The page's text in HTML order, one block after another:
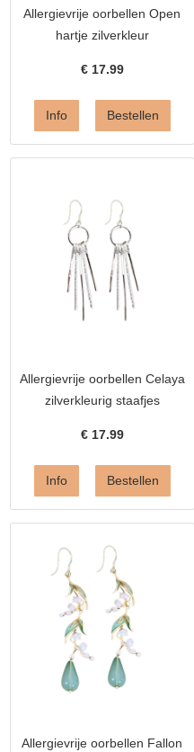
Allergievrije oorbellen Open
hartje zilverkleur
€ 17.99
Allergievrije oorbellen Celaya
zilverkleurig staafjes
€ 17.99
Allergievrije oorbellen Fallon